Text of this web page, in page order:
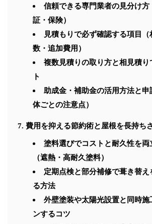
信頼できる専門業者の見分け方
証・保険）
見積もりで必ず確認する項目（
数・追加費用）
複数見積りの取り方と相見積り
ト
助成金・補助金の活用方法と申
体ごとの注意点）
費用を抑える節約術と屋根を長持ち
塗料選びでコストと耐久性を両
（遮熱・高耐久塗料）
定期点検と部分補修で葺き替
る方法
外壁塗装や太陽光設置と同時施
ンするコツ